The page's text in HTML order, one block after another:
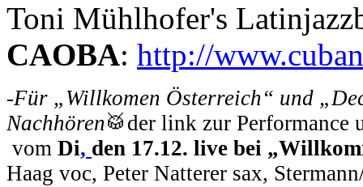
Toni Mühlhofer's
CAOBA: http://
-Für „Willkomen Österreich“ und
Nachhören🥁der link zur
vom Di, den 17.12. live bei
Haag voc, Peter Natterer sax,